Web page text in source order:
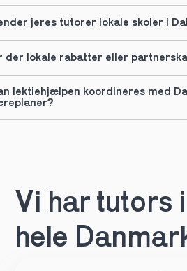
jeres tutorer lokale skoler i
der lokale rabatter eller
lektiehjælpen koordineres med
Vi har tutors
hele